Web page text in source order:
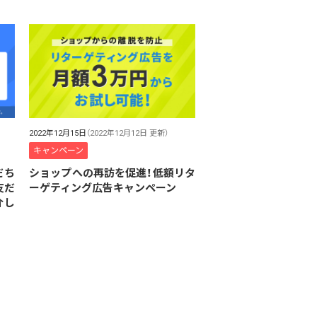
ち
だ
し
2022年12月15日 （2022年12月12日 更新）
キャンペーン
ショップへの再訪を促進！低額リタ
ーゲティング広告キャンペーン